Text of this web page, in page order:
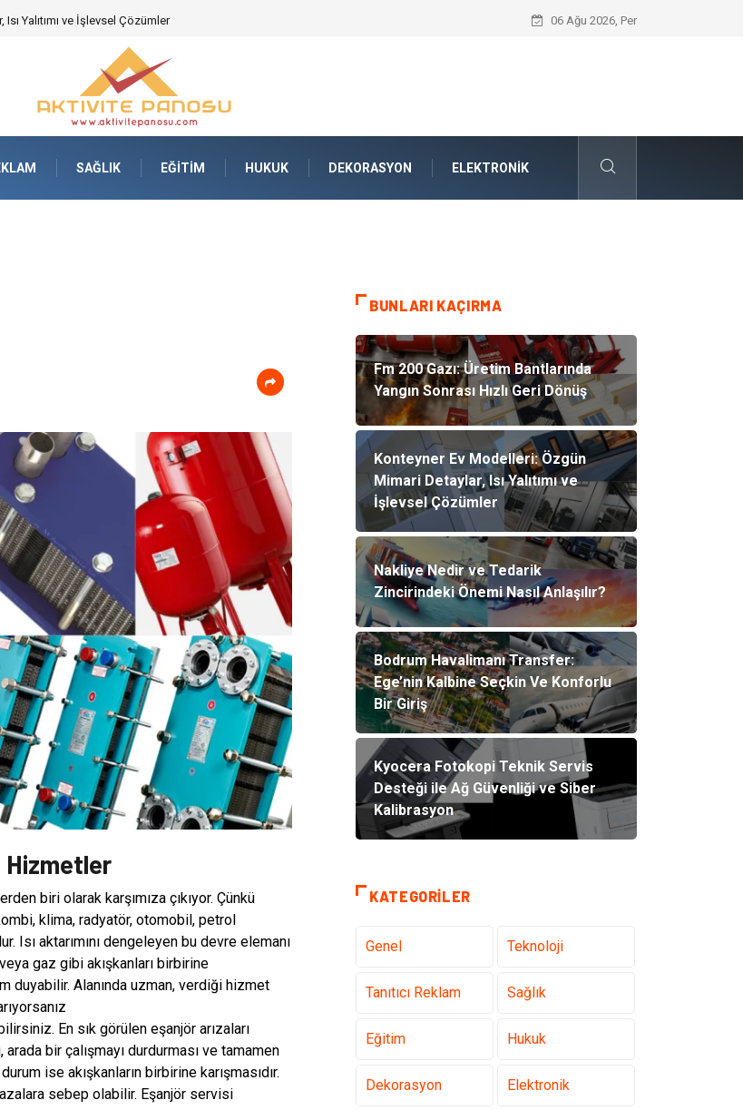
Yalıtımı ve İşlevsel Çözümler Nakliye Nedir ve Tedarik Zincirindeki
06 Ağu 2026, Per
SAĞLIK EĞITIM HUKUK DEKORASYON ELEKTRONIK
Hizmetler
biri olarak karşımıza çıkıyor. Çünkü
klima, radyatör, otomobil, petrol
aktarımını dengeleyen bu devre elemanı
gaz gibi akışkanları birbirine
duyabilir. Alanında uzman, verdiği hizmet
En sık görülen eşanjör arızaları
arada bir çalışmayı durdurması ve tamamen
ise akışkanların birbirine karışmasıdır.
sebep olabilir. Eşanjör servisi
BUNLARI KAÇIRMA
Fm 200 Gazı: Üretim Bantlarında
Yangın Sonrası Hızlı Geri Dönüş
Konteyner Ev Modelleri: Özgün
Mimari Detaylar, Isı Yalıtımı ve
İşlevsel Çözümler
Nakliye Nedir ve Tedarik
Zincirindeki Önemi Nasıl Anlaşılır?
Bodrum Havalimanı Transfer:
Ege’nin Kalbine Seçkin Ve Konforlu
Bir Giriş
Kyocera Fotokopi Teknik Servis
Desteği ile Ağ Güvenliği ve Siber
Kalibrasyon
KATEGORILER
Genel Teknoloji
Tanıtıcı Reklam Sağlık
Eğitim Hukuk
Dekorasyon Elektronik